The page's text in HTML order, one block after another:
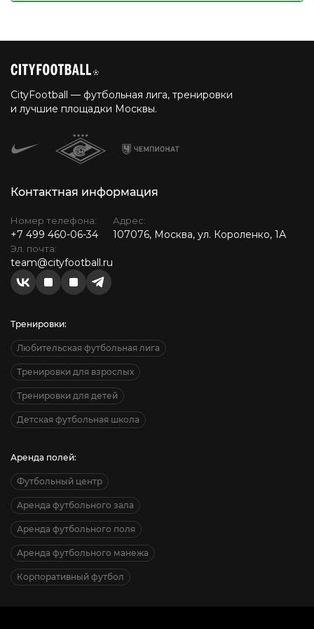
CityFootball — футбольная лига, тренировки
и лучшие площадки Москвы.
Контактная информация
Номер телефона:
+7 499 460-06-34
Эл. почта:
team@cityfootball.ru
Адрес:
107076, Москва, ул. Короленко, 1А
Тренировки:
Любительская футбольная лига
Тренировки для взрослых
Тренировки для детей
Детская футбольная школа
Аренда полей:
Футбольный центр
Аренда футбольного зала
Аренда футбольного поля
Аренда футбольного манежа
Корпоративный футбол